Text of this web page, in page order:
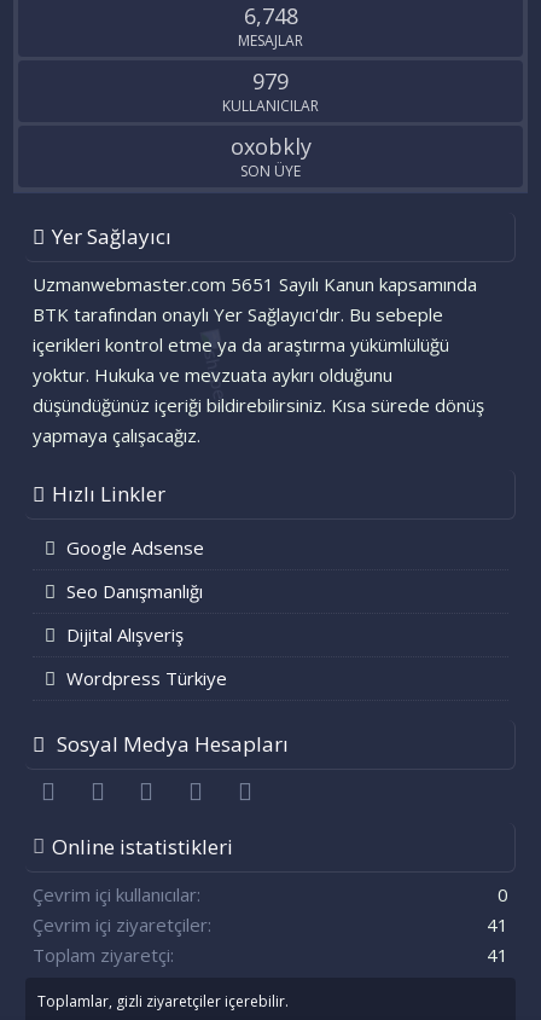
6,748
MESAJLAR
979
KULLANICILAR
oxobkly
SON ÜYE
Yer Sağlayıcı
Uzmanwebmaster.com 5651 Sayılı Kanun kapsamında
BTK tarafından onaylı Yer Sağlayıcı'dır. Bu sebeple
içerikleri kontrol etme ya da araştırma yükümlülüğü
yoktur. Hukuka ve mevzuata aykırı olduğunu
düşündüğünüz içeriği bildirebilirsiniz. Kısa sürede dönüş
yapmaya çalışacağız.
Hızlı Linkler
Google Adsense
Seo Danışmanlığı
Dijital Alışveriş
Wordpress Türkiye
Sosyal Medya Hesapları
FacebookTwitter youtubeBize ulaşın
Online istatistikleri
Çevrim içi kullanıcılar
0
Çevrim içi ziyaretçiler
41
Toplam ziyaretçi
41
Toplamlar, gizli ziyaretçiler içerebilir.